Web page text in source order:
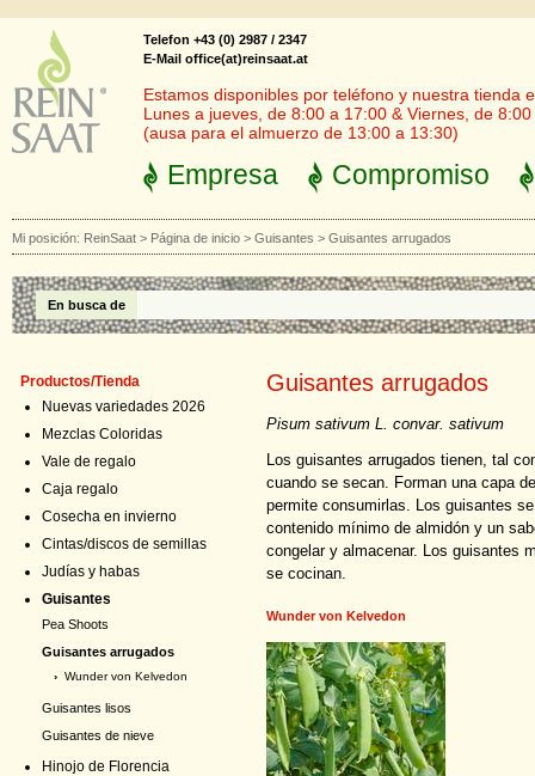
Telefon +43 (0) 2987 / 2347
E-Mail office(at)reinsaat.at
Estamos disponibles por teléfono y nuestra tienda
Lunes a jueves, de 8:00 a 17:00 & Viernes, de
(ausa para el almuerzo de 13:00 a 13:30)
Empresa Compromiso
Mi posición: ReinSaat > Página de inicio > Guisantes > Guisantes arrugados
En busca de
Productos/Tienda
Nuevas variedades 2026
Mezclas Coloridas
Vale de regalo
Caja regalo
Cosecha en invierno
Cintas/discos de semillas
Judías y habas
Guisantes
Pea Shoots
Guisantes arrugados
› Wunder von Kelvedon
Guisantes lisos
Guisantes de nieve
Hinojo de Florencia
Guisantes arrugados
Pisum sativum L. convar. sativum
Los guisantes arrugados tienen, tal
cuando se secan. Forman una capa
permite consumirlas. Los guisantes
contenido mínimo de almidón y un
congelar y almacenar. Los guisantes
se cocinan.
Wunder von Kelvedon